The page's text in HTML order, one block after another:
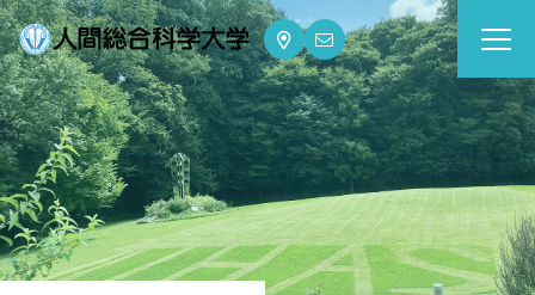
大学案内
Guide
学部・大学院
Department